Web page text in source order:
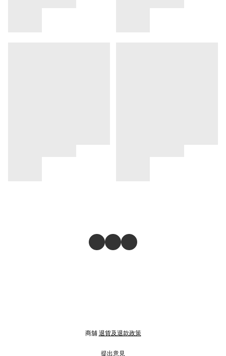
商舖 退貨及退款政策
提出意見